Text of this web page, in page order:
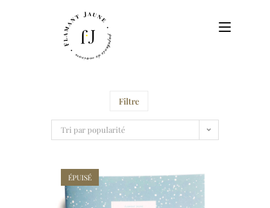
Filtre
Tri par popularité
ÉPUISÉ